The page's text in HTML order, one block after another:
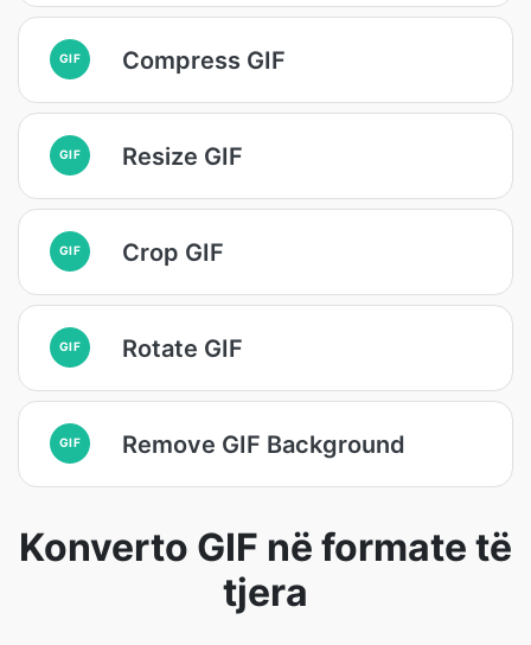
GIF Compress GIF
GIF Resize GIF
GIF Crop GIF
GIF Rotate GIF
GIF Remove GIF Background
Konverto GIF në formate të
tjera